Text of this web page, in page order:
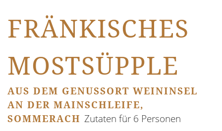
FRÄNKISCHES
MOSTSÜPPLE
AUS DEM GENUSSORT WEININSEL
AN DER MAINSCHLEIFE,
SOMMERACH Zutaten für 6 Personen